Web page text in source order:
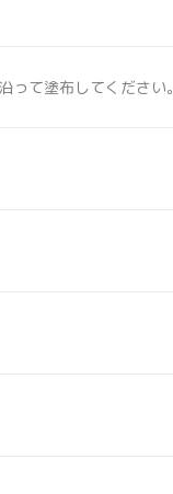
て塗布してください。